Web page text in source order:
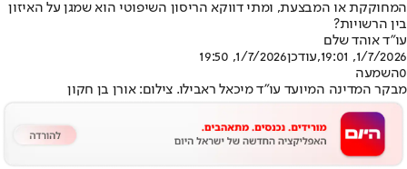
המחוקקת או המבצעת, ומתי דווקא הריסון השיפוטי הוא שמגן על האיזון
בין הרשויות?
עו"ד אוהד שלם
1/7/2026, 19:01
,עודכן1/7/2026, 19:50
0השמעה
מבקר המדינה המיועד עו"ד מיכאל ראבילו. צילום: אורן בן חקון